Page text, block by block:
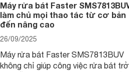
Máy rửa bát Faster
làm chủ mọi thao tác từ cơ bản
đến nâng cao
26/09/2025
Máy rửa bát Faster SMS7813BUV
không chỉ giúp công việc rửa bát trở